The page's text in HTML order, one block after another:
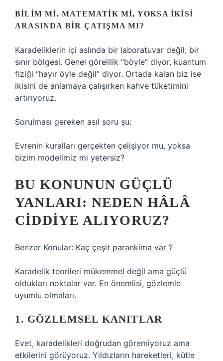
BILIM MI, MATEMATIK MI, YOKSA İKISI
ARASINDA BIR ÇATIŞMA MI?
Karadeliklerin içi aslında bir laboratuvar değil, bir
sınır bölgesi. Genel görelilik “böyle” diyor, kuantum
fiziği “hayır öyle değil” diyor. Ortada kalan biz ise
ikisini de anlamaya çalışırken kahve tüketimini
artırıyoruz.
Sorulması gereken asıl soru şu:
Evrenin kuralları gerçekten çelişiyor mu, yoksa
bizim modelimiz mi yetersiz?
BU KONUNUN GÜÇLÜ
YANLARI: NEDEN HÂLÂ
CIDDIYE ALIYORUZ?
Benzer Konular: Kaç çeşit parankima var ?
Karadelik teorileri mükemmel değil ama güçlü
oldukları noktalar var. En önemlisi, gözlemle
uyumlu olmaları.
1. GÖZLEMSEL KANITLAR
Evet, karadelikleri doğrudan göremiyoruz ama
etkilerini görüyoruz. Yıldızların hareketleri, kütle